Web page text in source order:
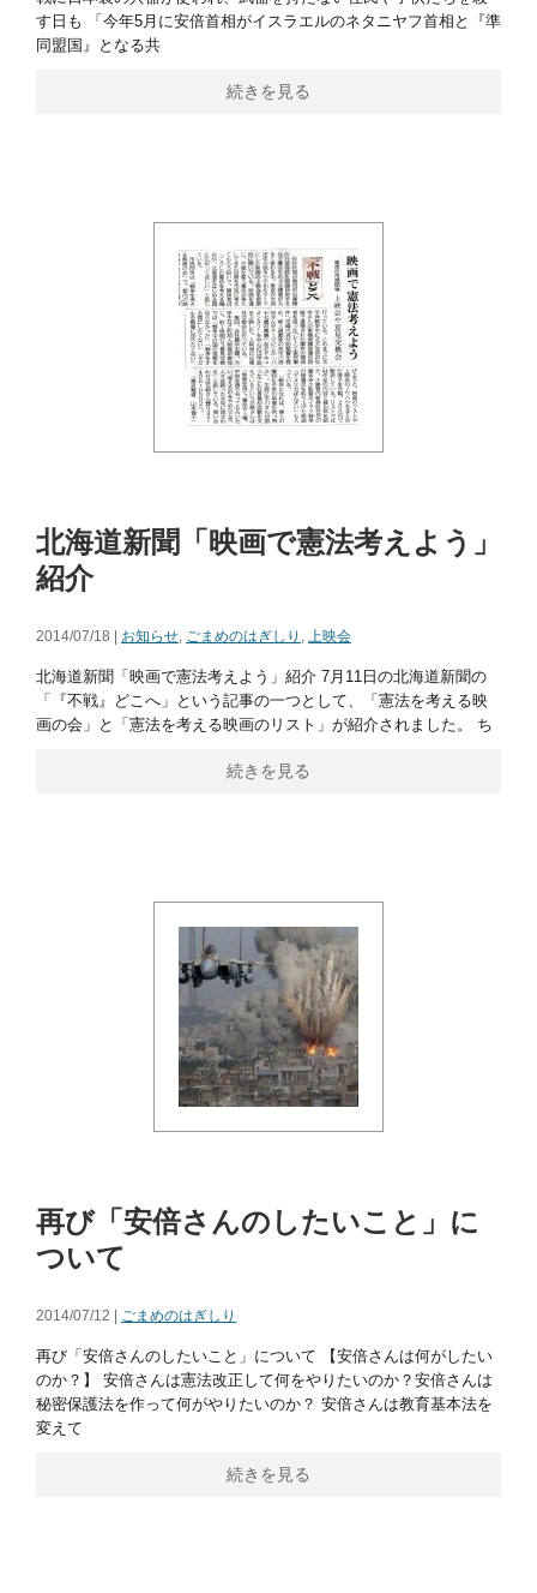
す日も 「今年5月に安倍首相がイスラエルのネタニヤフ首相と『準
同盟国』となる共
続きを見る
北海道新聞「映画で憲法考えよう」
紹介
2014/07/18 | お知らせ, ごまめのはぎしり , 上映会
北海道新聞「映画で憲法考えよう」紹介 7月11日の北海道新聞の
「『不戦』どこへ」という記事の一つとして、「憲法を考える映
画の会」と「憲法を考える映画のリスト」が紹介されました。 ち
続きを見る
再び「安倍さんのしたいこと」に
ついて
2014/07/12 | ごまめのはぎしり
再び「安倍さんのしたいこと」について 【安倍さんは何がしたい
のか？】 安倍さんは憲法改正して何をやりたいのか？安倍さんは
秘密保護法を作って何がやりたいのか？ 安倍さんは教育基本法を
変えて
続きを見る